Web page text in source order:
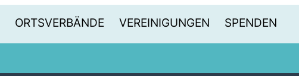
ORTSVERBÄNDE VEREINIGUNGEN SPENDEN